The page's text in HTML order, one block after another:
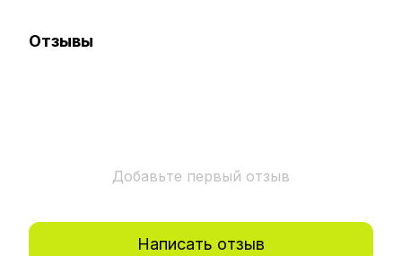
Отзывы
Добавьте первый отзыв
Написать отзыв